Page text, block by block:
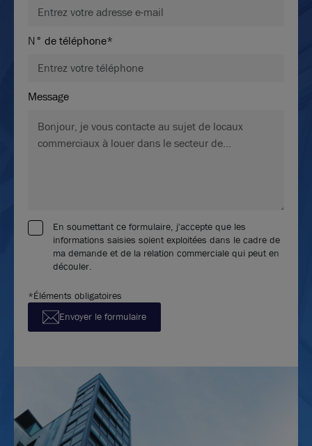
N° de téléphone*
Message
En soumettant ce formulaire, j'accepte que les
informations saisies soient exploitées dans le cadre de
ma demande et de la relation commerciale qui peut en
découler.
*Éléments obligatoires
Envoyer le formulaire